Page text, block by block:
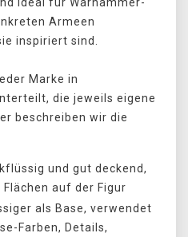
ideal für Warhammer-
Armeen
inspiriert sind.
Marke in
die jeweils eigene
beschreiben wir die
und gut deckend,
auf der Figur
als Base, verwendet
Farben, Details,